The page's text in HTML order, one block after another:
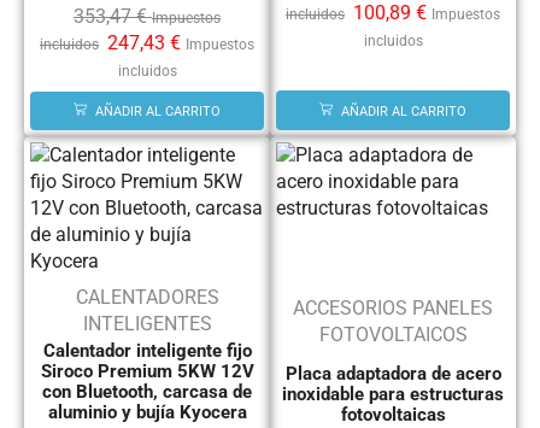
353,47€ Impuestos
incluidos 247,43 € Impuestos
incluidos
AÑADIR AL CARRITO
incluidos 100,89 € Impuestos
incluidos
AÑADIR AL CARRITO
CALENTADORES
INTELIGENTES
Calentador inteligente fijo
Siroco Premium 5KW 12V
con Bluetooth, carcasa de
aluminio y bujía Kyocera
ACCESORIOS PANELES
FOTOVOLTAICOS
Placa adaptadora de acero
inoxidable para estructuras
fotovoltaicas